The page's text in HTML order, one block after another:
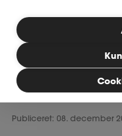
MitAse
Ase Selvstændig
være data, som er
computers
andre medier.
Læsetid: 4 minutter
Publiceret: 08. december